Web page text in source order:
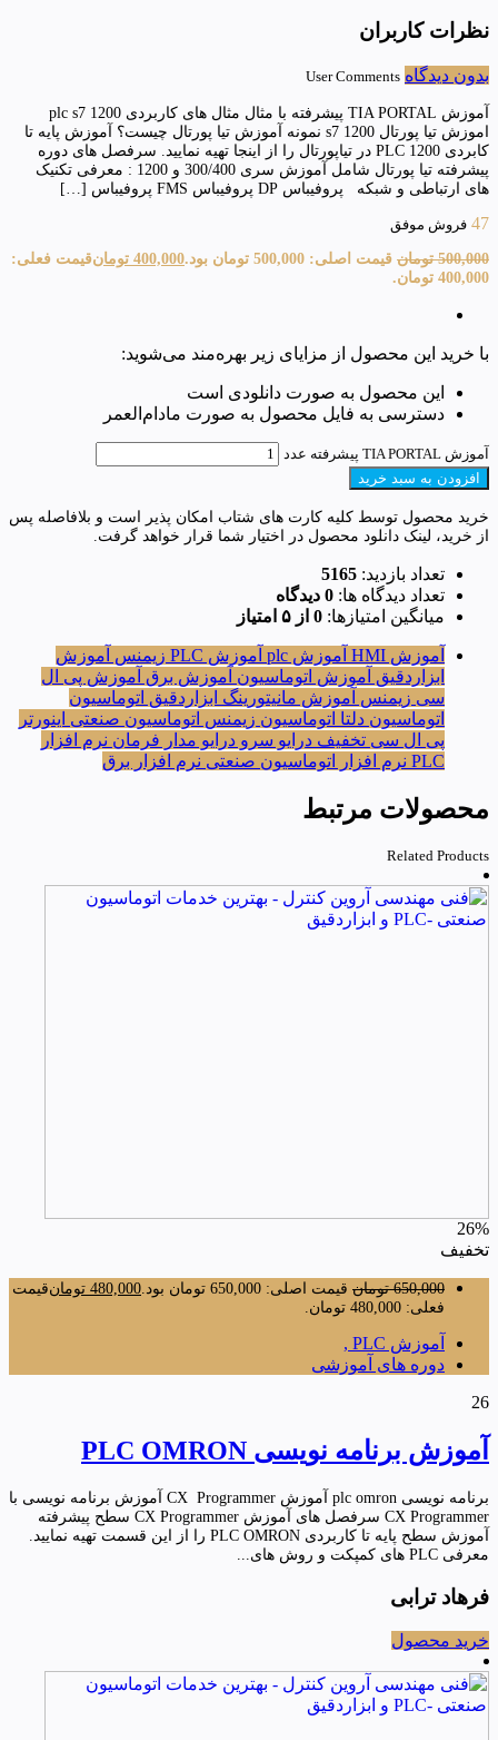
نظرات کاربران
بدون دیدگاه User Comments
آموزش TIA PORTAL پیشرفته با مثال مثال های کاربردی plc s7 1200
اموزش تیا پورتال s7 1200 نمونه آموزش تیا پورتال چیست؟ آموزش پایه تا
کابردی PLC 1200 در تیاپورتال را از اینجا تهیه نمایید. سرفصل های دوره
پیشرفته تیا پورتال شامل آموزش سری 300/400 و 1200 : معرفی تکنیک
های ارتباطی و شبکه پروفیباس DP پروفیباس FMS پروفیباس […]
47 فروش موفق
500,000 تومان قیمت اصلی: 500,000 تومان بود. 400,000 تومانقیمت فعلی:
400,000 تومان.
با خرید این محصول از مزایای زیر بهره‌مند می‌شوید:
این محصول به صورت دانلودی است
دسترسی به فایل محصول به صورت مادام‌العمر
آموزش TIA PORTAL پیشرفته عدد
افزودن به سبد خرید
خرید محصول توسط کلیه کارت های شتاب امکان پذیر است و بلافاصله پس
از خرید، لینک دانلود محصول در اختیار شما قرار خواهد گرفت.
تعداد بازدید: 5165
تعداد دیدگاه ها: 0 دیدگاه
میانگین امتیازها: 0 از ۵ امتیاز
آموزش HMI آموزش plc آموزش PLC زیمنس
آموزش
ابزاردقیق آموزش اتوماسیون آموزش برق آموزش پی ال
سی زیمنس آموزش مانیتورینگ ابزاردقیق اتوماسیون
اتوماسیون دلتا اتوماسیون زیمنس اتوماسیون صنعتی اینورتر
پی ال سی تخفیف درایو سرو درایو مدار فرمان نرم افزار
PLC نرم افزار اتوماسیون صنعتی نرم افزار برق
محصولات مرتبط
Related Products
26%
تخفیف
650,000 تومان قیمت اصلی: 650,000 تومان بود. 480,000 تومانقیمت
فعلی: 480,000 تومان.
آموزش PLC ,
دوره های آموزشی
26
آموزش برنامه نویسی PLC OMRON
برنامه نویسی plc omron آموزش CX Programmer آموزش برنامه نویسی با
CX Programmer سرفصل های آموزش CX Programmer سطح پیشرفته
آموزش سطح پایه تا کاربردی PLC OMRON را از این قسمت تهیه نمایید.
معرفی PLC های کمپکت و روش های...
فرهاد ترابی
خرید محصول